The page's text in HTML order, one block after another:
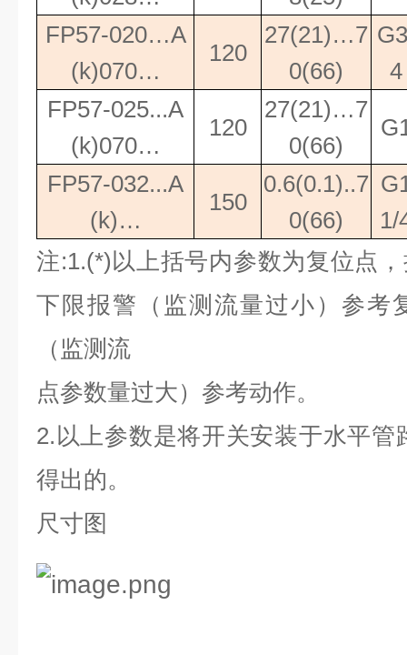
FP57-020…A
(k)070…
120
27(21)…7
0(66)
4
FP57-025...A
(k)070…
120
27(21)…7
0(66)
FP57-032...A
(k)…
150
0.6(0.1)..7
0(66)
1/
注:1.(*)以上括号内参数为复位点
下限报警（监测流量过小）参考
（监测流
点参数量过大）参考动作。
2.以上参数是将开关安装于水平管
得出的。
尺寸图